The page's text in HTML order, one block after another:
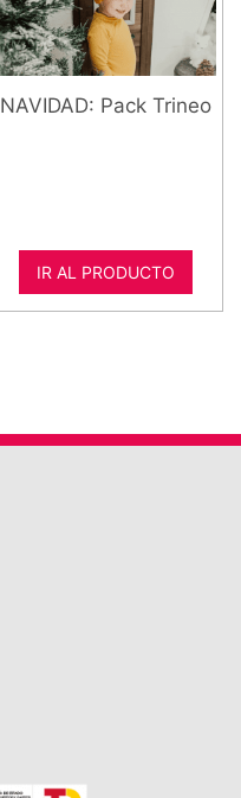
NAVIDAD: Pack Trineo
IR AL PRODUCTO